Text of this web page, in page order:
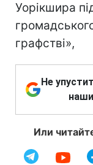
Уорікшира
графстві»,
Не
Или